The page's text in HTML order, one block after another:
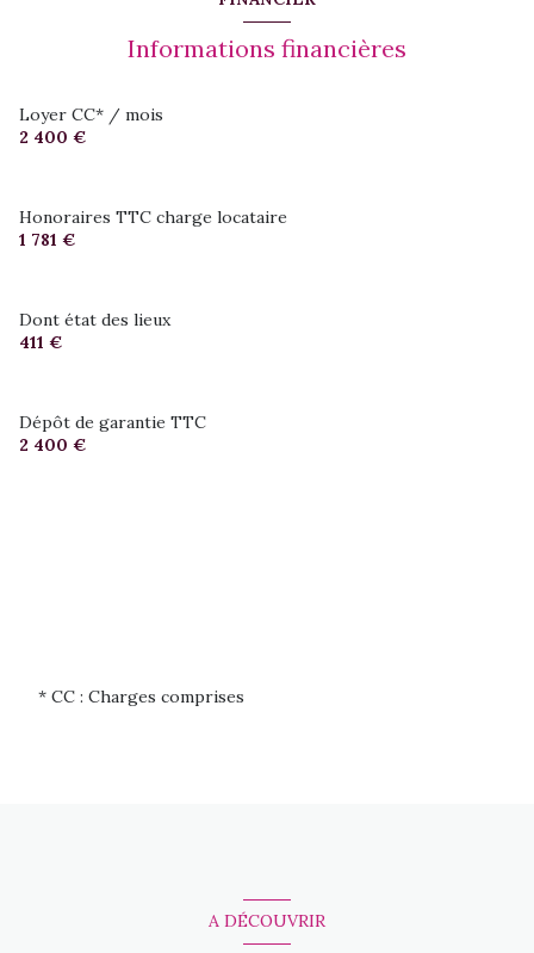
Informations financières
Loyer CC* / mois
2 400 €
Honoraires TTC charge locataire
1 781 €
Dont état des lieux
411 €
Dépôt de garantie TTC
2 400 €
* CC : Charges comprises
A DÉCOUVRIR